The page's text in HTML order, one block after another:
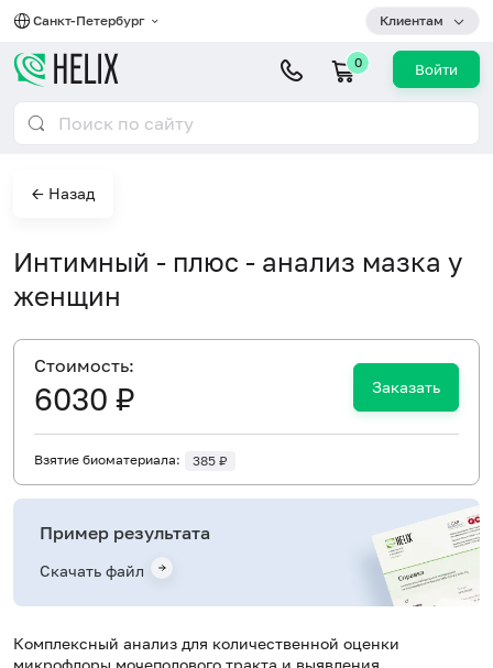
Санкт-Петербург Клиентам
0 Войти
← Назад
Интимный - плюс - анализ мазка у
женщин
Комплексный анализ для количественной оценки
Cтоимость:
6030 ₽ Заказать
Взятие биоматериала: 385 ₽
Пример результата
Скачать файл